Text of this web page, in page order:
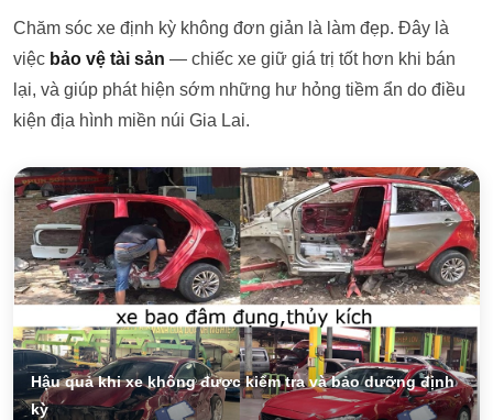
Chăm sóc xe định kỳ không đơn giản là làm đẹp. Đây là
việc bảo vệ tài sản — chiếc xe giữ giá trị tốt hơn khi bán
lại, và giúp phát hiện sớm những hư hỏng tiềm ẩn do điều
kiện địa hình miền núi Gia Lai.
Hậu quả khi xe không được kiểm tra và bảo dưỡng định
kỳ